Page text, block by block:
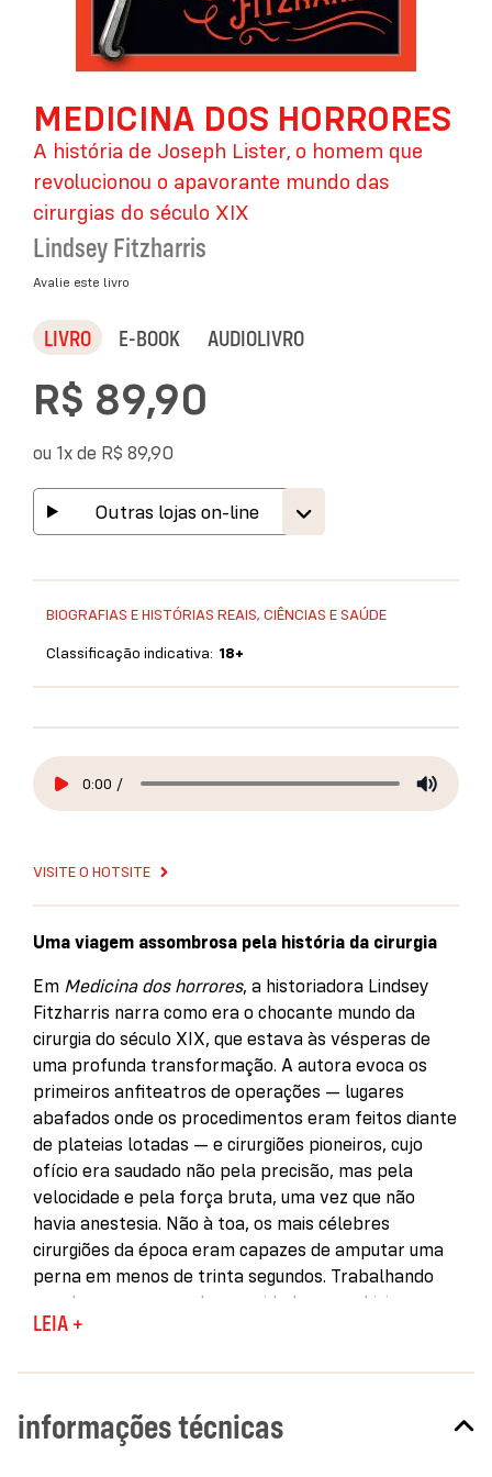
imagens
MEDICINA DOS HORRORES
A história de Joseph Lister, o homem que
revolucionou o apavorante mundo das
cirurgias do século XIX
Lindsey Fitzharris
Avalie este livro
LIVRO E-BOOK AUDIOLIVRO
R$ 89,90
ou 1x de R$ 89,90
Outras lojas on-line
BIOGRAFIAS E HISTÓRIAS REAIS, CIÊNCIAS E SAÚDE
Classificação indicativa: 18+
0:00 /
VISITE O HOTSITE
Uma viagem assombrosa pela história da cirurgia
Em Medicina dos horrores, a historiadora Lindsey
Fitzharris narra como era o chocante mundo da
cirurgia do século XIX, que estava às vésperas de
uma profunda transformação. A autora evoca os
primeiros anfiteatros de operações — lugares
abafados onde os procedimentos eram feitos diante
de plateias lotadas — e cirurgiões pioneiros, cujo
ofício era saudado não pela precisão, mas pela
velocidade e pela força bruta, uma vez que não
havia anestesia. Não à toa, os mais célebres
cirurgiões da época eram capazes de amputar uma
perna em menos de trinta segundos. Trabalhando
sem luvas e sem qualquer cuidado com a higiene
básica, esses profissionais, alheios à existência de
infecções pós-operatórias, o que mantinha as taxas
É nesse cenário, em que se considerava mais
LEIA +
informações técnicas